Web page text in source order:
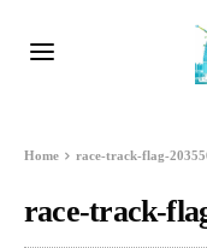
Home race-track-flag-
race-track-